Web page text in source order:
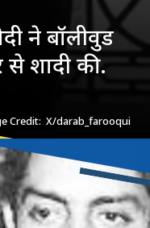
ने बॉलीवुड
से शादी की.
Credit: X/darab_farooqui